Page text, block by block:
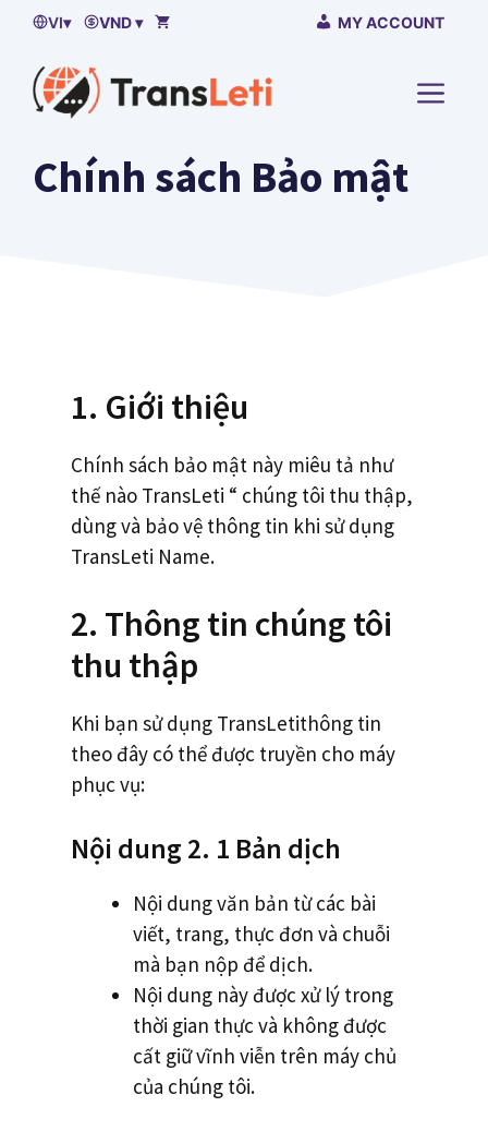
dung
VI▾ VND ▾ MY ACCOUNT
Chính sách Bảo mật
1. Giới thiệu
Chính sách bảo mật này miêu tả như
thế nào TransLeti “ chúng tôi thu thập,
dùng và bảo vệ thông tin khi sử dụng
TransLeti Name.
2. Thông tin chúng tôi
thu thập
Khi bạn sử dụng TransLetithông tin
theo đây có thể được truyền cho máy
phục vụ:
Nội dung 2. 1 Bản dịch
Nội dung văn bản từ các bài
viết, trang, thực đơn và chuỗi
mà bạn nộp để dịch.
Nội dung này được xử lý trong
thời gian thực và không được
cất giữ vĩnh viễn trên máy chủ
của chúng tôi.